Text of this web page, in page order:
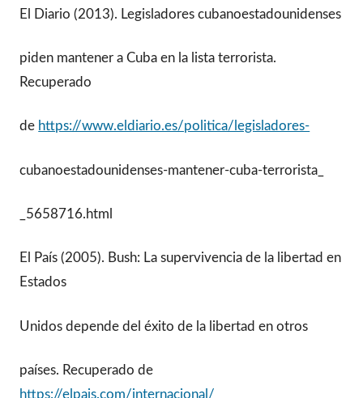
El Diario (2013). Legisladores cubanoestadounidenses
piden mantener a Cuba en la lista terrorista.
Recuperado
de https://www.eldiario.es/politica/legisladores-
cubanoestadounidenses-mantener-cuba-terrorista_
_5658716.html
El País (2005). Bush: La supervivencia de la libertad en
Estados
Unidos depende del éxito de la libertad en otros
países. Recuperado de
https://elpais.com/internacional/